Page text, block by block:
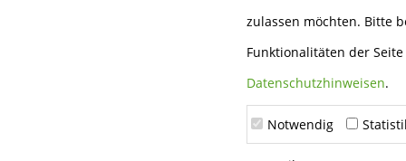
zulassen möchten. Bitte
Funktionalitäten der
Datenschutzhinweisen.
Notwendig
74924 Neckarbischofsheim
0 72 63 - 91 89 60
info@holz-mayer.de